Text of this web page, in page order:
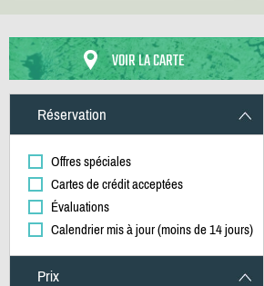
VOIR LA CARTE
Réservation
Offres spéciales
Cartes de crédit acceptées
Évaluations
Calendrier mis à jour (moins de 14 jours)
Prix